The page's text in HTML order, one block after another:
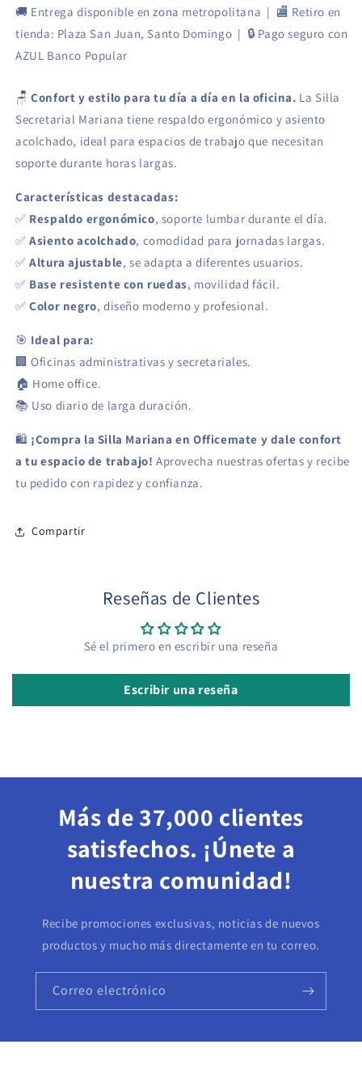
🚚 Entrega disponible en zona metropolitana | 🏬 Retiro en
tienda: Plaza San Juan, Santo Domingo | 🔒 Pago seguro con
AZUL Banco Popular
🪑Confort y estilo para tu día a día en la oficina. La Silla
Secretarial Mariana tiene respaldo ergonómico y asiento
acolchado, ideal para espacios de trabajo que necesitan
soporte durante horas largas.
Características destacadas:
✅ Respaldo ergonómico, soporte lumbar durante el día.
✅Asiento acolchado, comodidad para jornadas largas.
✅Altura ajustable, se adapta a diferentes usuarios.
✅ Base resistente con ruedas, movilidad fácil.
✅Color negro, diseño moderno y profesional.
🎯 Ideal para:
🏢 Oficinas administrativas y secretariales.
🏠 Home office.
📚 Uso diario de larga duración.
🛍 ¡Compra la Silla Mariana en Officemate y dale confort
a tu espacio de trabajo! Aprovecha nuestras ofertas y recibe
tu pedido con rapidez y confianza.
Compartir
Reseñas de Clientes
Sé el primero en escribir una reseña
Escribir una reseña
Más de 37,000 clientes
satisfechos. ¡Únete a
nuestra comunidad!
Recibe promociones exclusivas, noticias de nuevos
productos y mucho más directamente en tu correo.
Correo electrónico